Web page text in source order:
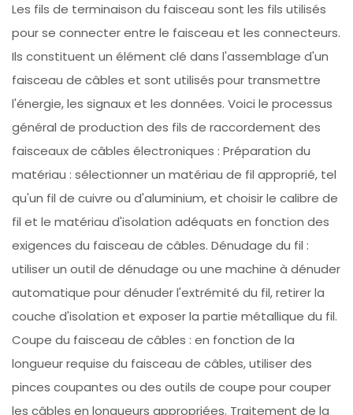
Les fils de terminaison du faisceau sont les fils utilisés
pour se connecter entre le faisceau et les connecteurs.
Ils constituent un élément clé dans l'assemblage d'un
faisceau de câbles et sont utilisés pour transmettre
l'énergie, les signaux et les données. Voici le processus
général de production des fils de raccordement des
faisceaux de câbles électroniques : Préparation du
matériau : sélectionner un matériau de fil approprié, tel
qu'un fil de cuivre ou d'aluminium, et choisir le calibre de
fil et le matériau d'isolation adéquats en fonction des
exigences du faisceau de câbles. Dénudage du fil :
utiliser un outil de dénudage ou une machine à dénuder
automatique pour dénuder l'extrémité du fil, retirer la
couche d'isolation et exposer la partie métallique du fil.
Coupe du faisceau de câbles : en fonction de la
longueur requise du faisceau de câbles, utiliser des
pinces coupantes ou des outils de coupe pour couper
les câbles en longueurs appropriées. Traitement de la